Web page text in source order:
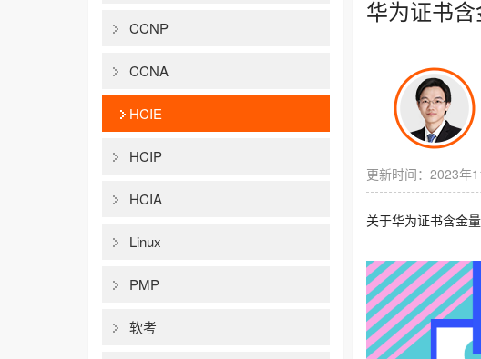
CCNP
CCNA
HCIE
HCIP
HCIA
Linux
PMP
软考
华为证书
更新时间：2023年
关于华为证书含金